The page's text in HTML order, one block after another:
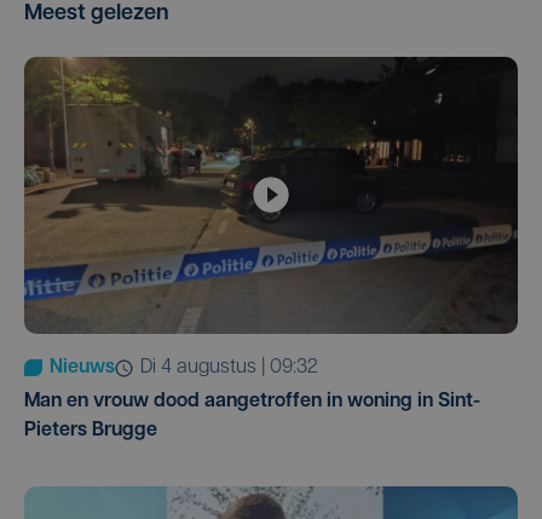
Meest gelezen
Nieuws
di 4 augustus | 09:32
Man en vrouw dood aangetroffen in woning in Sint-
Pieters Brugge